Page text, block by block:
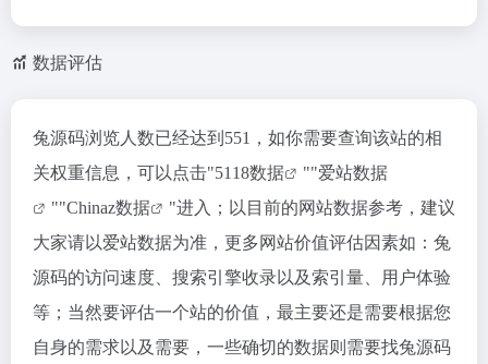
数据评估
兔源码浏览人数已经达到551，如你需要查询该站的相
关权重信息，可以点击"5118数据 ""爱站数据
""Chinaz数据
"进入；以目前的网站数据参考，建议
大家请以爱站数据为准，更多网站价值评估因素如：兔
源码的访问速度、搜索引擎收录以及索引量、用户体验
等；当然要评估一个站的价值，最主要还是需要根据您
自身的需求以及需要，一些确切的数据则需要找兔源码